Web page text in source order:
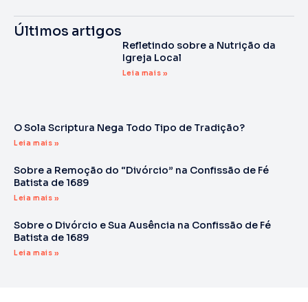
Últimos artigos
Refletindo sobre a Nutrição da
Igreja Local
Leia mais »
O Sola Scriptura Nega Todo Tipo de Tradição?
Leia mais »
Sobre a Remoção do “Divórcio” na Confissão de Fé
Batista de 1689
Leia mais »
Sobre o Divórcio e Sua Ausência na Confissão de Fé
Batista de 1689
Leia mais »